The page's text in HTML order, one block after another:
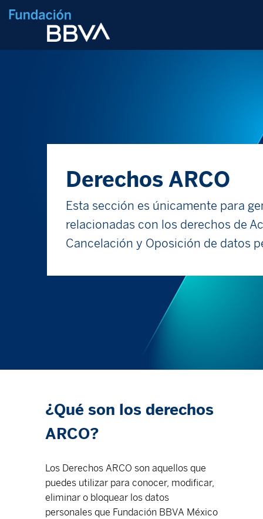
Derechos ARCO
Esta sección es únicamente para
relacionadas con los derechos de
Cancelación y Oposición de datos
¿Qué son los derechos
ARCO?
Los Derechos ARCO son aquellos que
puedes utilizar para conocer, modificar,
eliminar o bloquear los datos
personales que Fundación BBVA México